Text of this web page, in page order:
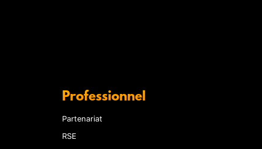
Professionnel
Partenariat
RSE